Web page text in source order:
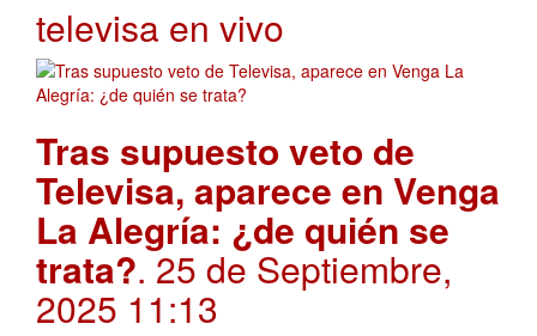
televisa en vivo
Tras supuesto veto de
Televisa, aparece en Venga
La Alegría: ¿de quién se
trata?. 25 de Septiembre,
2025 11:13